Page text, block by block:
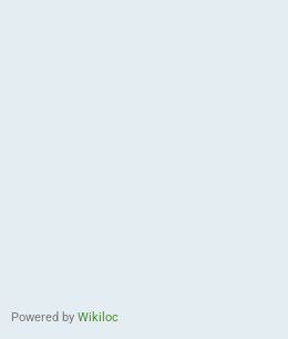
Powered by Wikiloc